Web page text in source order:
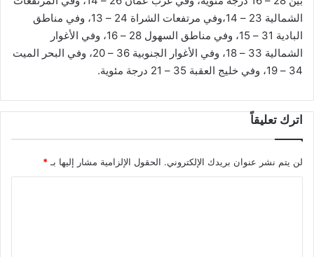
الشمالية 23 – 14،وفي مرتفعات الشراة 24 – 13، وفي مناطق
البادية 31 – 15، وفي مناطق السهول 28 – 16، وفي الأغوار
الشمالية 33 – 18، وفي الأغوار الجنوبية 36 – 20، وفي البحر الميت
34 – 19، وفي خليج العقبة 35 – 21 درجة مئوية.
اترك تعليقاً
لن يتم نشر عنوان بريدك الإلكتروني. الحقول الإلزامية مشار إليها بـ *